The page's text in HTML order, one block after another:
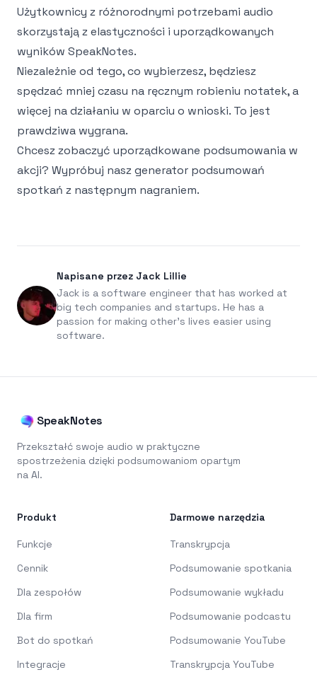
Użytkownicy z różnorodnymi potrzebami audio
skorzystają z elastyczności i uporządkowanych
wyników SpeakNotes.
Niezależnie od tego, co wybierzesz, będziesz
spędzać mniej czasu na ręcznym robieniu notatek, a
więcej na działaniu w oparciu o wnioski. To jest
prawdziwa wygrana.
Chcesz zobaczyć uporządkowane podsumowania w
akcji? Wypróbuj naszgenerator podsumowań
spotkań z następnym nagraniem.
Napisane przez Jack Lillie
Jack is a software engineer that has worked at
big tech companies and startups. He has a
passion for making other's lives easier using
software.
SpeakNotes
Przekształć swoje audio w praktyczne
spostrzeżenia dzięki podsumowaniom opartym
na AI.
Produkt
Funkcje
Cennik
Dla zespołów
Dla firm
Bot do spotkań
Integracje
Darmowe narzędzia
Transkrypcja
Podsumowanie spotkania
Podsumowanie wykładu
Podsumowanie podcastu
Podsumowanie YouTube
Transkrypcja YouTube